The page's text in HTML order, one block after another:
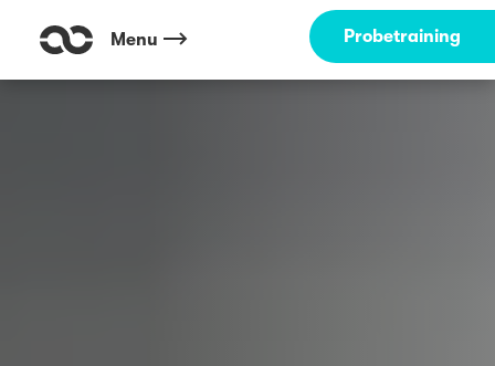
Menu Probetraining